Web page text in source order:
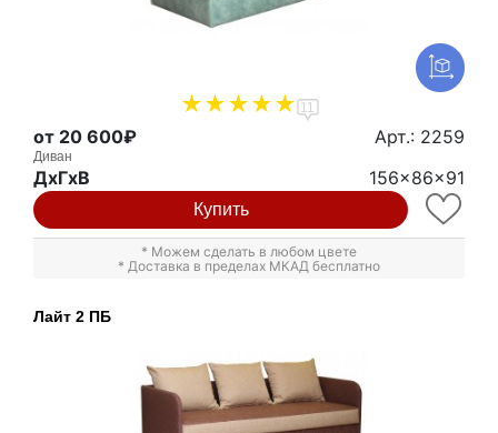
11
от 20 600₽ Арт.: 2259
Диван
ДxГxВ 156x86x91
Купить
* Можем сделать в любом цвете
* Доставка в пределах МКАД бесплатно
Лайт 2 ПБ